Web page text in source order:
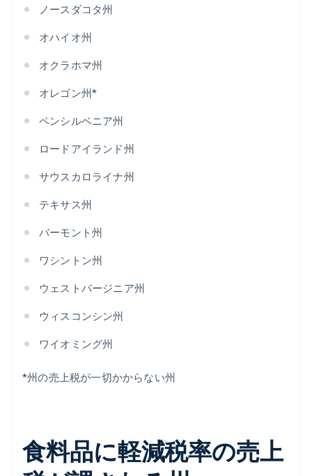
ノースダコタ州
オハイオ州
オクラホマ州
オレゴン州*
ペンシルベニア州
ロードアイランド州
サウスカロライナ州
テキサス州
バーモント州
ワシントン州
ウェストバージニア州
ウィスコンシン州
ワイオミング州
*州の売上税が一切かからない州
食料品に軽減税率の売上